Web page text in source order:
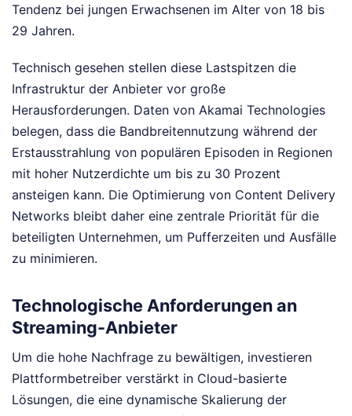
Tendenz bei jungen Erwachsenen im Alter von 18 bis
29 Jahren.
Technisch gesehen stellen diese Lastspitzen die
Infrastruktur der Anbieter vor große
Herausforderungen. Daten von Akamai Technologies
belegen, dass die Bandbreitennutzung während der
Erstausstrahlung von populären Episoden in Regionen
mit hoher Nutzerdichte um bis zu 30 Prozent
ansteigen kann. Die Optimierung von Content Delivery
Networks bleibt daher eine zentrale Priorität für die
beteiligten Unternehmen, um Pufferzeiten und Ausfälle
zu minimieren.
Technologische Anforderungen an
Streaming-Anbieter
Um die hohe Nachfrage zu bewältigen, investieren
Plattformbetreiber verstärkt in Cloud-basierte
Lösungen, die eine dynamische Skalierung der